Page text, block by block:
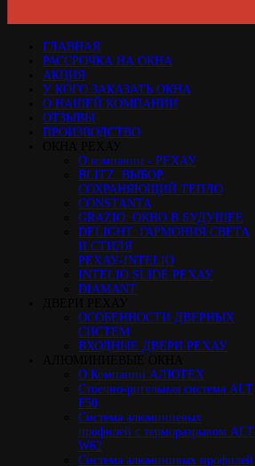
ГЛАВНАЯ
РАССРОЧКА НА ОКНА
АКЦИЯ
У КОГО ЗАКАЗАТЬ ОКНА
О НАШЕЙ КОМПАНИИ
ОТЗЫВЫ
ПРОИЗВОДСТВО
О компании - РЕХАУ
BLITZ: ВЫБОР,
СОХРАНЯЮЩИЙ ТЕПЛО
CONSTANTA
GRAZIO: ОКНО В БУДУЩЕЕ
DELIGHT: ГАРМОНИЯ СВЕТА
И СТИЛЯ
РЕХАУ-INTELIO
INTELIO SLIDE РЕХАУ
DIAMANT
ОСОБЕННОСТИ ДВЕРНЫХ
СИСТЕМ
ВХОДНЫЕ ДВЕРИ РЕХАУ
О Компании АЛЮТЕХ
Стоечно-ригельная система ALT
F50
Cистема алюминиевых
профилей с терморазрывом ALT
W62
Система алюминивых профилей